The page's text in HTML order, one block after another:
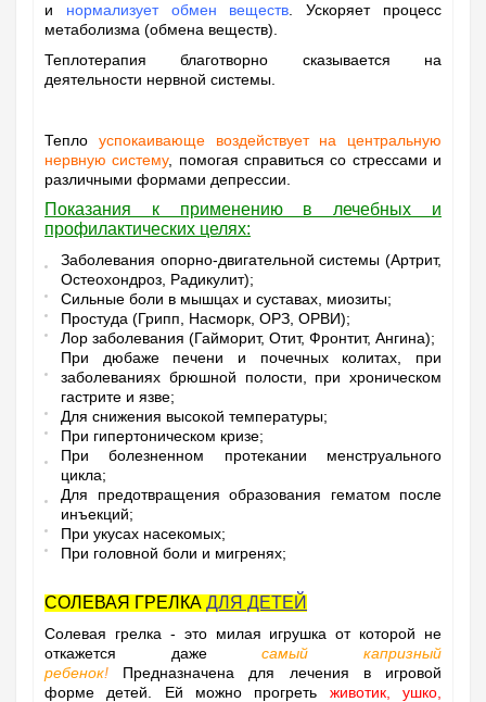
и нормализует обмен веществ . Ускоряет процесс
метаболизма (обмена веществ).
Теплотерапия благотворно сказывается на
деятельности нервной системы.
Тепло успокаивающе воздействует на центральную
нервную систему, помогая справиться со стрессами и
различными формами депрессии.
Показания к применению в лечебных и
профилактических целях:
Заболевания опорно-двигательной системы (Артрит,
Остеохондроз, Радикулит);
Сильные боли в мышцах и суставах, миозиты;
Простуда (Грипп, Насморк, ОРЗ, ОРВИ);
Лор заболевания (Гайморит, Отит, Фронтит, Ангина);
При дюбаже печени и почечных колитах, при
заболеваниях брюшной полости, при хроническом
гастрите и язве;
Для снижения высокой температуры;
При гипертоническом кризе;
При болезненном протекании менструального
цикла;
Для предотвращения образования гематом после
инъекций;
При укусах насекомых;
При головной боли и мигренях;
СОЛЕВАЯ ГРЕЛКА ДЛЯ ДЕТЕЙ
Солевая грелка - это милая игрушка от которой не
откажется дажесамый капризный
ребенок! Предназначена для лечения в игровой
форме детей. Ей можно прогреть животик, ушко,